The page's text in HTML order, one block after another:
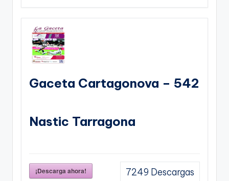
Gaceta Cartagonova – 542
Nastic Tarragona
¡Descarga ahora! 7249 Descargas